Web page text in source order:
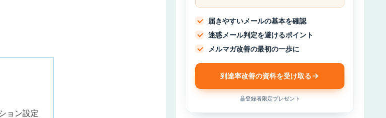
ョン設定
届きやすいメールの基本を確認
迷惑メール判定を避けるポイント
メルマガ改善の最初の一歩に
到達率改善の資料を受け取る
登録者限定プレゼント